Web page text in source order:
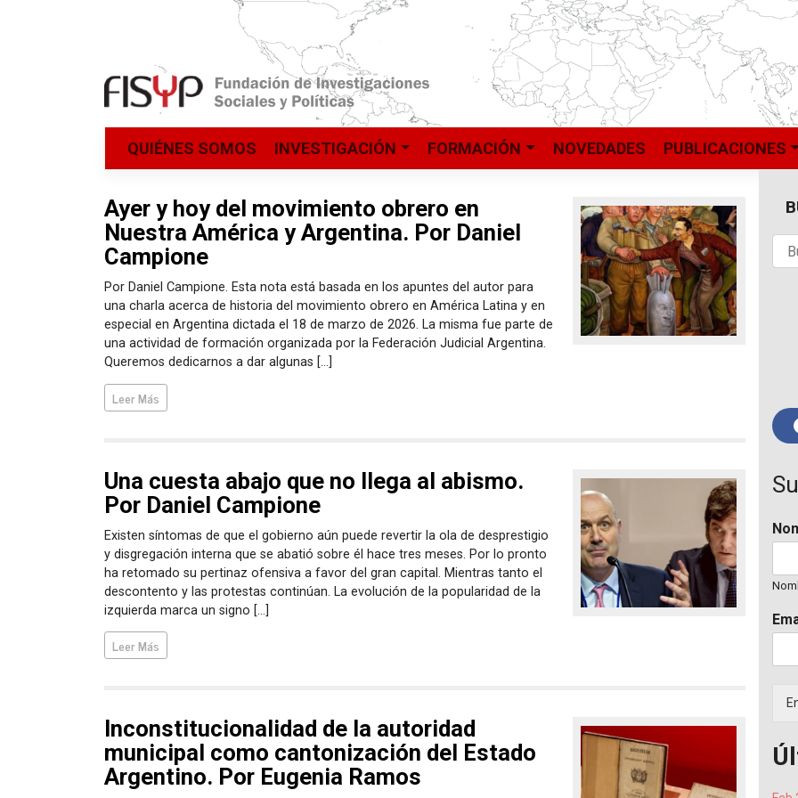
QUIÉNES SOMOS INVESTIGACIÓN FORMACIÓN NOVEDADES PUBLICACIONES
Ayer y hoy del movimiento obrero en
Nuestra América y Argentina. Por Daniel
Campione
Por Daniel Campione. Esta nota está basada en los apuntes del autor para
una charla acerca de historia del movimiento obrero en América Latina y en
especial en Argentina dictada el 18 de marzo de 2026. La misma fue parte de
una actividad de formación organizada por la Federación Judicial Argentina.
Queremos dedicarnos a dar algunas […]
Leer Más
Una cuesta abajo que no llega al abismo.
Por Daniel Campione
Existen síntomas de que el gobierno aún puede revertir la ola de desprestigio
y disgregación interna que se abatió sobre él hace tres meses. Por lo pronto
ha retomado su pertinaz ofensiva a favor del gran capital. Mientras tanto el
descontento y las protestas continúan. La evolución de la popularidad de la
izquierda marca un signo […]
Leer Más
Inconstitucionalidad de la autoridad
municipal como cantonización del Estado
Argentino. Por Eugenia Ramos